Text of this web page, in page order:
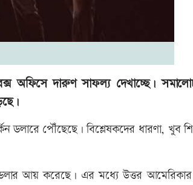
অফিসে দারুণ সাফল্য দেখাচ্ছে।
ডলারে পৌঁছেছে। বিশ্লেষকদের ধারণা, খুব
আয় করেছে। এর মধ্যে উত্তর আমেরিকার